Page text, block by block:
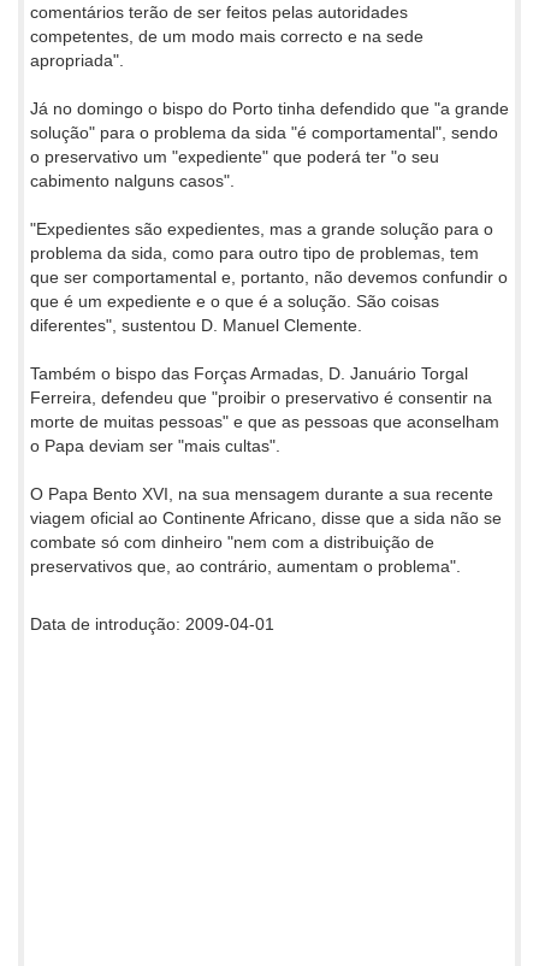
comentários terão de ser feitos pelas autoridades
competentes, de um modo mais correcto e na sede
apropriada".
Já no domingo o bispo do Porto tinha defendido que "a grande
solução" para o problema da sida "é comportamental", sendo
o preservativo um "expediente" que poderá ter "o seu
cabimento nalguns casos".
"Expedientes são expedientes, mas a grande solução para o
problema da sida, como para outro tipo de problemas, tem
que ser comportamental e, portanto, não devemos confundir o
que é um expediente e o que é a solução. São coisas
diferentes", sustentou D. Manuel Clemente.
Também o bispo das Forças Armadas, D. Januário Torgal
Ferreira, defendeu que "proibir o preservativo é consentir na
morte de muitas pessoas" e que as pessoas que aconselham
o Papa deviam ser "mais cultas".
O Papa Bento XVI, na sua mensagem durante a sua recente
viagem oficial ao Continente Africano, disse que a sida não se
combate só com dinheiro "nem com a distribuição de
preservativos que, ao contrário, aumentam o problema".
Data de introdução: 2009-04-01